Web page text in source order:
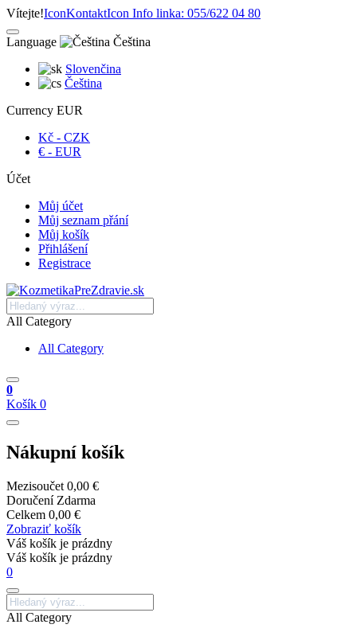
Vítejte!IconKontaktIcon Info linka: 055/622 04 80
Language
Čeština
Slovenčina
Čeština
Currency EUR
Kč - CZK
€ - EUR
Účet
Můj účet
Můj seznam přání
Můj košík
Přihlášení
Registrace
All Category
All Category
0
Košík 0
Nákupní košík
Mezisoučet 0,00 €
Doručení Zdarma
Celkem 0,00 €
Zobraziť košík
Váš košík je prázdny
Váš košík je prázdny
0
All Category